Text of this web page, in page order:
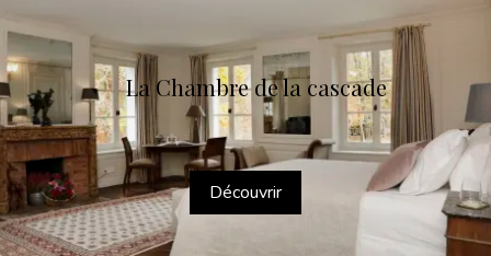
La Chambre de la cascade
Découvrir